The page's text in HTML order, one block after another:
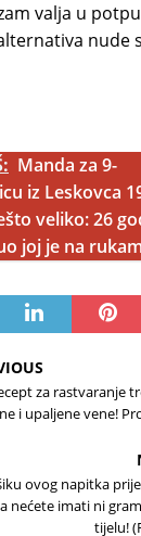
valja u
nude
Manda za 9-
iz Leskovca
veliko: 26
joj je na
za rastvaranje
i upaljene vene!
ovog napitka
nećete imati ni
tijelu!